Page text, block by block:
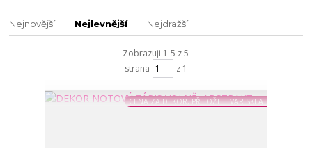
Nejnovější Nejlevnější Nejdražší
Zobrazuji 1-5 z 5
strana
z 1
CENA ZA DEKOR, PŘILOŽTE TVAR SKLA